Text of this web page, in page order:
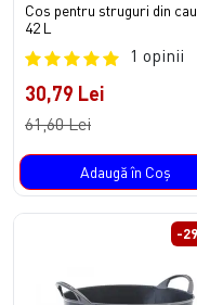
Cos pentru struguri din
42 L
1 opinii
30,79 Lei
61,60 Lei
Adaugă în Coş
-